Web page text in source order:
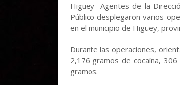
Higuey- Agentes de la
Público desplegaron varios
en el municipio de Higüey,
Durante las operaciones,
2,176 gramos de cocaína,
gramos.